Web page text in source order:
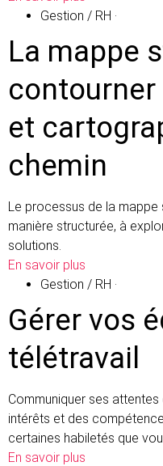
Gestion / RH ·
La mappe
et
chemin
Le processus de la mappe
manière structurée, à
solutions.
En savoir plus
Gestion / RH ·
Gérer vos
télétravail
Communiquer ses
intérêts et des
certaines habiletés que
En savoir plus